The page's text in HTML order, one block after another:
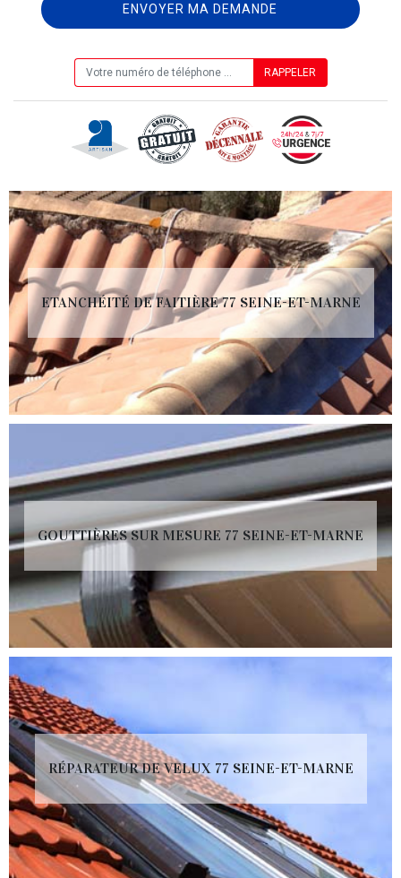
ETANCHÉITÉ DE FAITIÈRE 77 SEINE-ET-MARNE
GOUTTIÈRES SUR MESURE 77 SEINE-ET-MARNE
RÉPARATEUR DE VELUX 77 SEINE-ET-MARNE